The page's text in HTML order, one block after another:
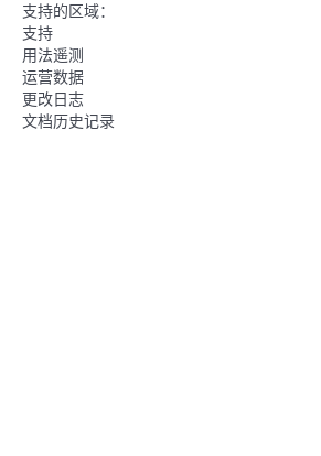
支持的区域：
支持
用法遥测
运营数据
更改日志
文档历史记录